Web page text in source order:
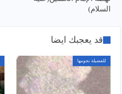
السلام)
قد يعجبك ايضا
للفضيلة نجومها